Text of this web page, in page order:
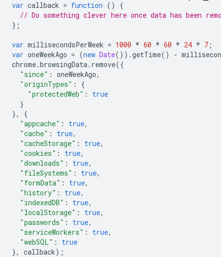
var callback = function ()
{
// Do something clever here once data has been
};
var millisecondsPerWeek = 1000 * 60 * 60 * 24 * 7 ;
var oneWeekAgo = (new Date()).getTime() -
chrome.browsingData. remove({
"since" : oneWeekAgo,
"originTypes" :
{
"protectedWeb" :
true
}
},
{
"appcache" : true,
"cache" : true,
"cacheStorage" : true,
"cookies" : true,
"downloads" : true,
"fileSystems" : true,
"formData" : true,
"history" : true,
"indexedDB" : true,
"localStorage" : true,
"passwords" : true,
"serviceWorkers" : true,
"webSQL" :
true
},
callback);